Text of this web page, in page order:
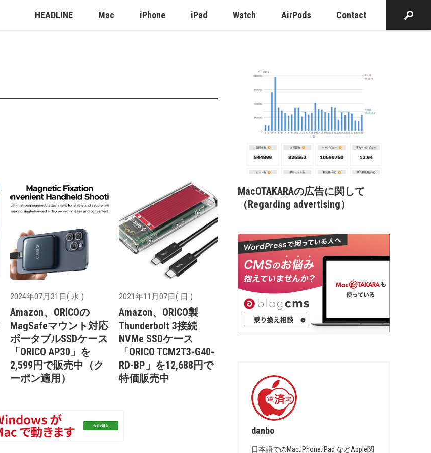
HEADLINE Mac iPhone iPad Watch AirPods Contact
2024年07月31日( 水 )
Amazon、ORICOの
MagSafeマウント対応
ポータブルSSDケース
「ORICO AP30」を
2,599円で販売中（ク
ーポン適用）
2021年11月07日( 日 )
Amazon、ORICO製
Thunderbolt 3接続
NVMe SSDケース
「ORICO TCM2T3-G40-
RD-BP」を12,688円で
特価販売中
MacOTAKARAの広告に関して
（Regarding advertising）
danbo
日本語でのMac,iPhone,iPad などApple関